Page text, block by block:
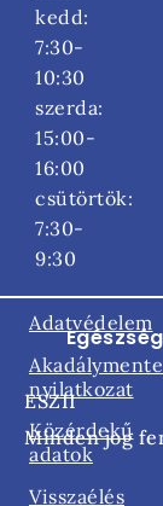
kedd:
7:30-
10:30
szerda:
15:00-
16:00
csütörtök:
7:30-
9:30
Adatvédelem
nyilatkozat​
Közérdekű
adatok
Visszaélés
ESZII
Minden jog